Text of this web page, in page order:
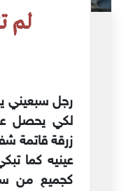
لم
رجل سبعيني
لكي يحصل
زرقة قاتمة
عينيه كما
كجميع من